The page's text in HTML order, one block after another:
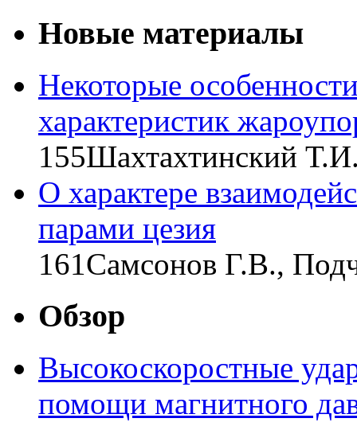
Новые материалы
Некоторые
характеристик
155Шахтахтинский
О характере
парами цезия
161Самсонов Г.В.,
Обзор
Высокоскоростные
помощи магнитного